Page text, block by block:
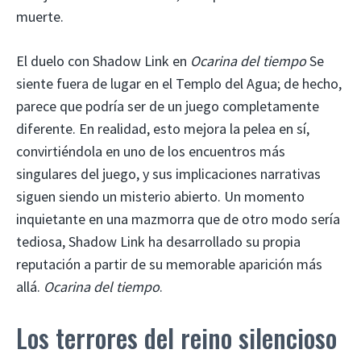
muerte.
El duelo con Shadow Link en Ocarina del tiempoSe
siente fuera de lugar en el Templo del Agua; de hecho,
parece que podría ser de un juego completamente
diferente. En realidad, esto mejora la pelea en sí,
convirtiéndola en uno de los encuentros más
singulares del juego, y sus implicaciones narrativas
siguen siendo un misterio abierto. Un momento
inquietante en una mazmorra que de otro modo sería
tediosa, Shadow Link ha desarrollado su propia
reputación a partir de su memorable aparición más
allá. Ocarina del tiempo.
Los terrores del reino silencioso